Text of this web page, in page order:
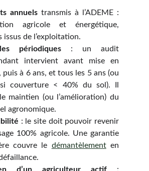
annuels transmis à l’ADEME :
agricole et énergétique,
issus de l’exploitation.
périodiques : un audit
intervient avant mise en
puis à 6 ans, et tous les 5 ans (ou
couverture < 40% du sol). Il
maintien (ou l’amélioration) du
agronomique.
: le site doit pouvoir revenir
100% agricole. Une garantie
couvre le démantèlementen